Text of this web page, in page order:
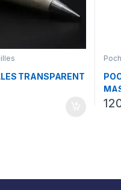
TRANSPARENT